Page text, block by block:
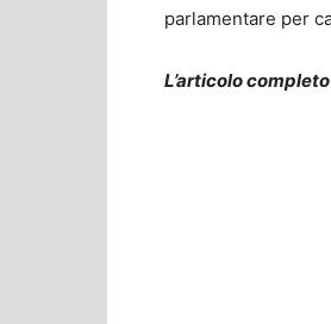
parlamentare per
L’articolo